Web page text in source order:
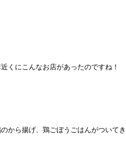
くにこんなお店があったのですね！
から揚げ、鶏ごぼうごはんがついてき